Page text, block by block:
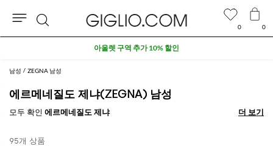
남성 ZEGNA 남성
에르메네질도 제냐(ZEGNA) 남성
모두 확인 에르메네질도 제냐 더 보기
더 보기
95개 상품
0 0
검
아울렛 구역 추가 10% 할인